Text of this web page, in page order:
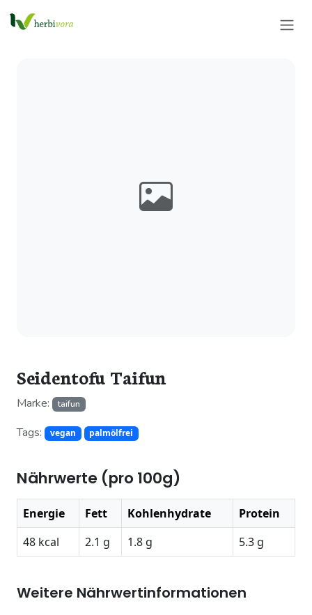
Seidentofu Taifun
Marke: taifun
Tags: vegan palmölfrei
Nährwerte (pro 100g)
Energie Fett Kohlenhydrate
Protein
48 kcal
2.1 g 1.8 g 5.3 g
Weitere Nährwertinformationen